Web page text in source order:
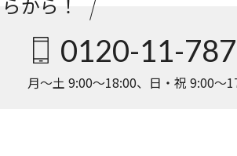
0120-11-
月〜土 9:00〜18:00、日・祝 9:00〜